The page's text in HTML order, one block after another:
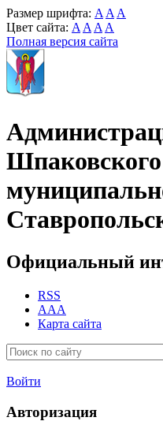
Размер шрифта: A A A
Цвет сайта: A A A A
Полная версия сайта
Шпаковского
Официальный
RSS
AAA
Карта сайта
Войти
Авторизация